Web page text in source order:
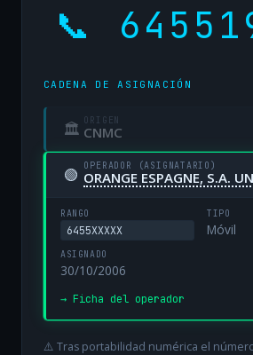
📞
CADENA DE ASIGNACIÓN
🏛 ORIGEN
CNMC
🟢 OPERADOR (ASIGNATARIO)
ORANGE ESPAGNE, S.A.
RANGO
6455XXXXX
TIPO
Móvil
ASIGNADO
30/10/2006
→ Ficha del operador
⚠️ Tras portabilidad numérica el